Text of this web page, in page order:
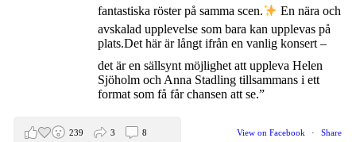
fantastiska röster på samma scen.
En nära och
avskalad upplevelse som bara kan upplevas på
plats.Det här är långt ifrån en vanlig konsert –
det är en sällsynt möjlighet att uppleva Helen
Sjöholm och Anna Stadling tillsammans i ett
format som få får chansen att se.”
View on Facebook · Share
239 3 8